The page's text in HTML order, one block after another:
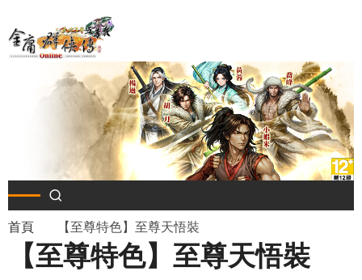
至
導
航
首頁 【至尊特色】至尊天悟裝
【至尊特色】至尊天悟裝